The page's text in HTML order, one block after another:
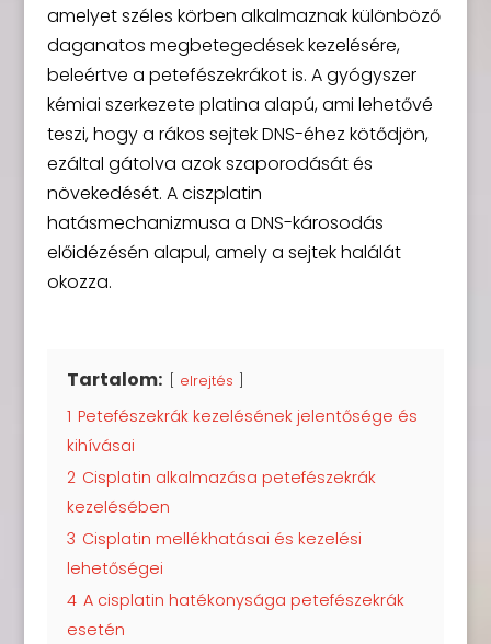
amelyet széles körben alkalmaznak különböző
daganatos megbetegedések kezelésére,
beleértve a petefészekrákot is. A gyógyszer
kémiai szerkezete platina alapú, ami lehetővé
teszi, hogy a rákos sejtek DNS-éhez kötődjön,
ezáltal gátolva azok szaporodását és
növekedését. A ciszplatin
hatásmechanizmusa a DNS-károsodás
előidézésén alapul, amely a sejtek halálát
okozza.
Tartalom: elrejtés
1 Petefészekrák kezelésének jelentősége és
kihívásai
2 Cisplatin alkalmazása petefészekrák
kezelésében
3 Cisplatin mellékhatásai és kezelési
lehetőségei
4 A cisplatin hatékonysága petefészekrák
esetén